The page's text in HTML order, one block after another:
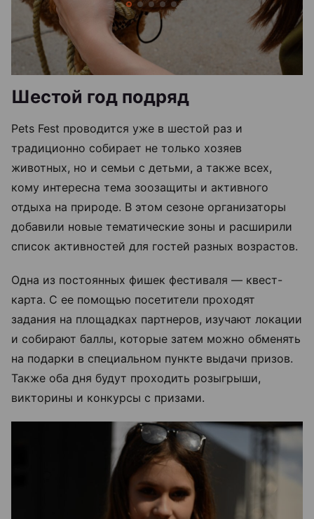
Шестой год подряд
Pets Fest проводится уже в шестой раз и
традиционно собирает не только хозяев
животных, но и семьи с детьми, а также всех,
кому интересна тема зоозащиты и активного
отдыха на природе. В этом сезоне организаторы
добавили новые тематические зоны и расширили
список активностей для гостей разных возрастов.
Одна из постоянных фишек фестиваля — квест-
карта. С ее помощью посетители проходят
задания на площадках партнеров, изучают локации
и собирают баллы, которые затем можно обменять
на подарки в специальном пункте выдачи призов.
Также оба дня будут проходить розыгрыши,
викторины и конкурсы с призами.